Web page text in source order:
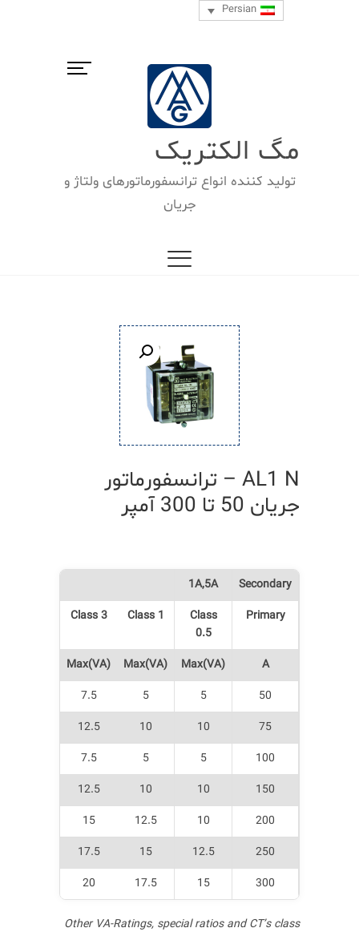
Persian
مگ الکتریک
تولید كننده انواع ترانسفورماتورهای ولتاژ و
جریان
M
t
t
AL1 N – ترانسفورماتور
جريان 50 تا 300 آمپر
Secondary
1A,5A
Primary
Class
0.5
Class 1
Class 3
A
Max(VA)
Max(VA)
Max(VA)
50
5
5
7.5
75
10
10
12.5
100
5
5
7.5
150
10
10
12.5
200
10
12.5
15
250
12.5
15
17.5
300
15
17.5
20
Other VA-Ratings, special ratios and CT’s class